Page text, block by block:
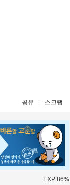
공유 스크랩
EXP 86%